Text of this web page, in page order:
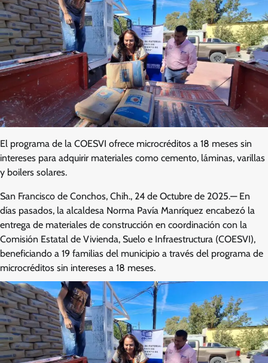
El programa de la COESVI ofrece microcréditos a 18 meses sin
intereses para adquirir materiales como cemento, láminas, varillas
y boilers solares.
San Francisco de Conchos, Chih., 24 de Octubre de 2025.— En
días pasados, la alcaldesa Norma Pavía Manríquez encabezó la
entrega de materiales de construcción en coordinación con la
Comisión Estatal de Vivienda, Suelo e Infraestructura (COESVI),
beneficiando a 19 familias del municipio a través del programa de
microcréditos sin intereses a 18 meses.